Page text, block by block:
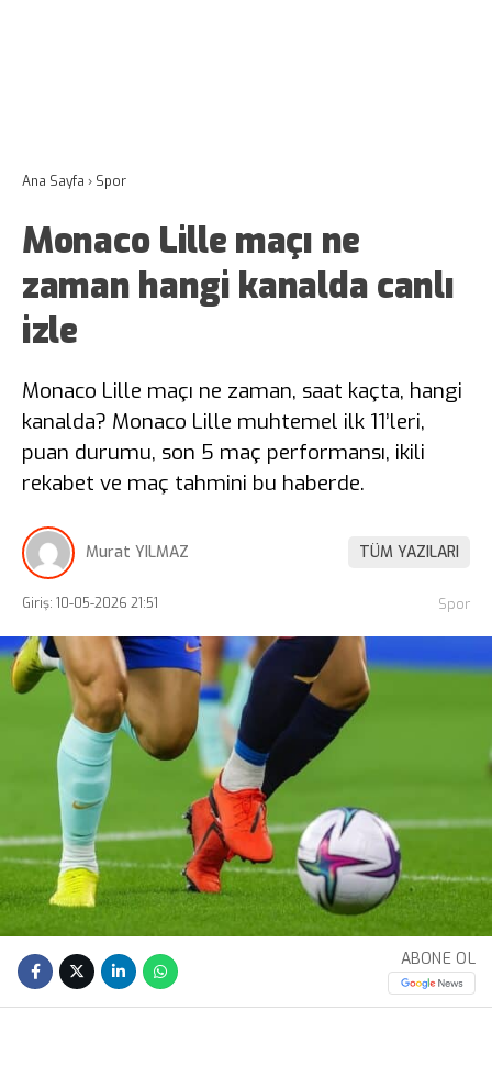
Ana Sayfa › Spor
Monaco Lille maçı ne
zaman hangi kanalda canlı
izle
Monaco Lille maçı ne zaman, saat kaçta, hangi
kanalda? Monaco Lille muhtemel ilk 11’leri,
puan durumu, son 5 maç performansı, ikili
rekabet ve maç tahmini bu haberde.
Murat YILMAZ TÜM YAZILARI
Giriş: 10-05-2026 21:51 Spor
ABONE OL